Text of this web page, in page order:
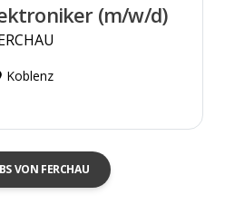
(m/w/d)
Koblenz
VON FERCHAU